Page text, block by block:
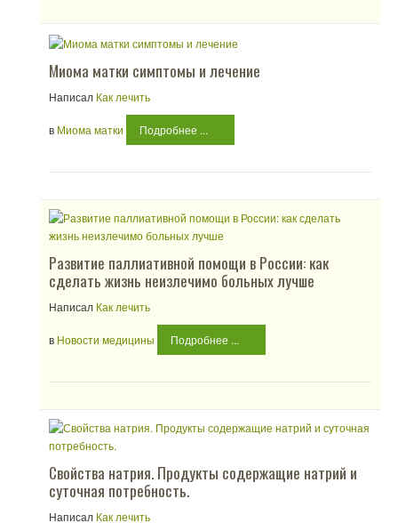
Миома матки симптомы и лечение
Написал Как лечить
в Миома матки Подробнее ...
Развитие паллиативной помощи в России: как
сделать жизнь неизлечимо больных лучше
Написал Как лечить
в Новости медицины Подробнее ...
Свойства натрия. Продукты содержащие натрий и
суточная потребность.
Написал Как лечить